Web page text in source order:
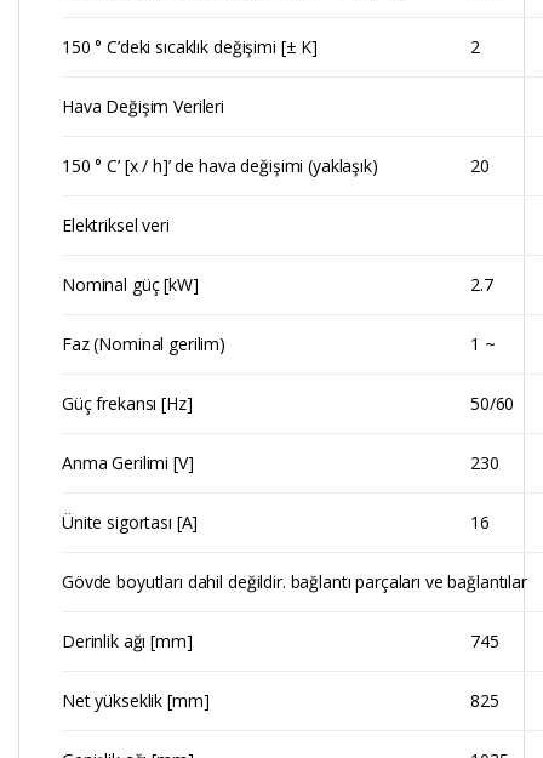
150 ° C’deki sıcaklık değişimi [± K] 2
Hava Değişim Verileri
150 ° C’ [x / h]’ de hava değişimi (yaklaşık) 20
Elektriksel veri
Nominal güç [kW] 2.7
Faz (Nominal gerilim) 1 ~
Güç frekansı [Hz] 50/60
Anma Gerilimi [V] 230
Ünite sigortası [A] 16
Gövde boyutları dahil değildir. bağlantı parçaları ve bağlantılar
Derinlik ağı [mm] 745
Net yükseklik [mm] 825